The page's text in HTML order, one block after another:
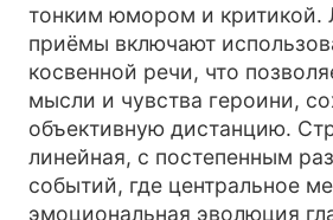
тонким юмором и критикой.
приёмы включают
косвенной речи, что
мысли и чувства героини,
объективную дистанцию.
линейная, с постепенным
событий, где центральное
эмоциональная эволюция